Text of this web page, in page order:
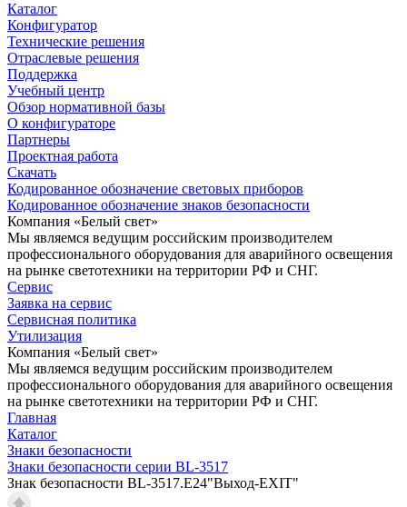
Каталог
Конфигуратор
Технические решения
Отраслевые решения
Поддержка
Учебный центр
Обзор нормативной базы
О конфигураторе
Партнеры
Проектная работа
Скачать
Кодированное обозначение световых приборов
Кодированное обозначение знаков безопасности
Компания «Белый свет»
Мы являемся ведущим российским производителем
профессионального оборудования для аварийного освещения
на рынке светотехники на территории РФ и СНГ.
Сервис
Заявка на сервис
Сервисная политика
Утилизация
Компания «Белый свет»
Мы являемся ведущим российским производителем
профессионального оборудования для аварийного освещения
на рынке светотехники на территории РФ и СНГ.
Главная
Каталог
Знаки безопасности
Знаки безопасности серии BL-3517
Знак безопасности BL-3517.E24"Выход-EXIT"